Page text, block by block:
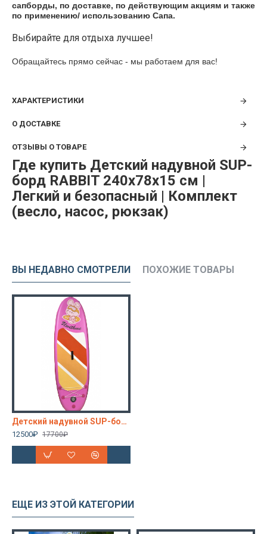
сапборды, по доставке, по действующим акциям и также
по применению/ использованию Сапа.
Выбирайте для отдыха лучшее!
Обращайтесь прямо сейчас - мы работаем для вас!
ХАРАКТЕРИСТИКИ
О ДОСТАВКЕ
ОТЗЫВЫ О ТОВАРЕ
Где купить Детский надувной SUP-
борд RABBIT 240x78x15 см |
Легкий и безопасный | Комплект
(весло, насос, рюкзак)
ВЫ НЕДАВНО СМОТРЕЛИ ПОХОЖИЕ ТОВАРЫ
Детский надувной SUP-борд RABBIT 240x78x15 см | Легкий и безопасный | Комплект (весло, насос, рюкзак)
12500₽ 17700₽
ЕЩЕ ИЗ ЭТОЙ КАТЕГОРИИ